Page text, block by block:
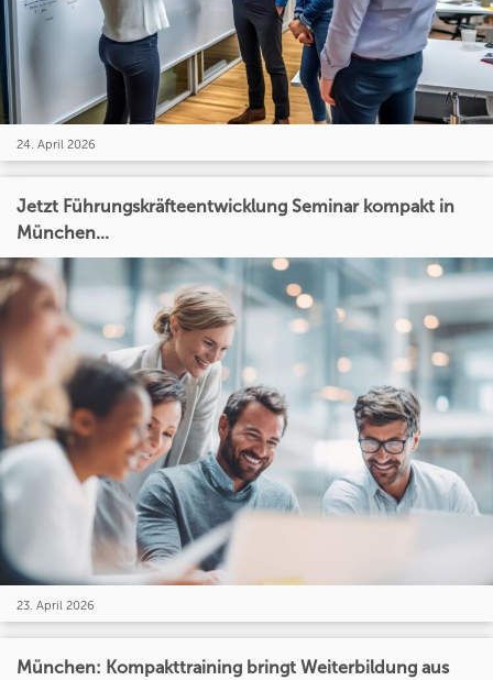
24. April 2026
Jetzt Führungskräfteentwicklung Seminar kompakt in
München...
23. April 2026
München: Kompakttraining bringt Weiterbildung aus